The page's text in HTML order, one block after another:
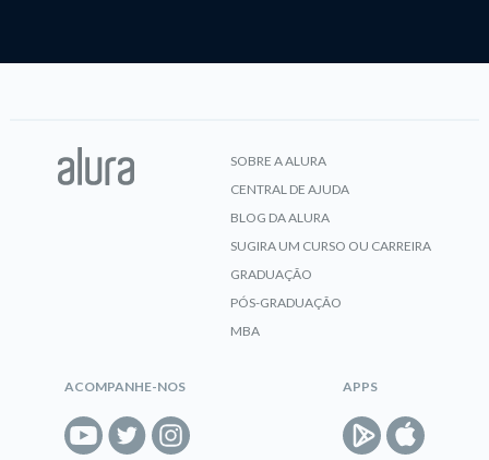
SOBRE A ALURA
CENTRAL DE AJUDA
BLOG DA ALURA
SUGIRA UM CURSO OU CARREIRA
GRADUAÇÃO
PÓS-GRADUAÇÃO
MBA
ACOMPANHE-NOS APPS